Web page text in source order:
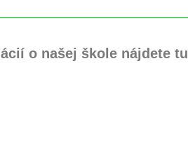
o našej škole nájdete tu